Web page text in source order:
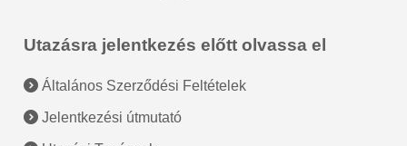
Utazásra jelentkezés előtt olvassa el
Általános Szerződési Feltételek
Jelentkezési útmutató